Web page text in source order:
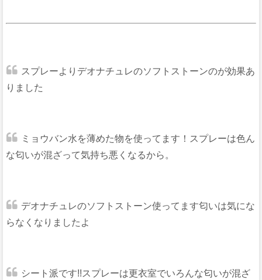
スプレーよりデオナチュレのソフトストーンのが効果あ
りました
ミョウバン水を薄めた物を使ってます！スプレーは色ん
な匂いが混ざって気持ち悪くなるから。
デオナチュレのソフトストーン使ってます匂いは気にな
らなくなりましたよ
シート派です!!スプレーは更衣室でいろんな匂いが混ざ